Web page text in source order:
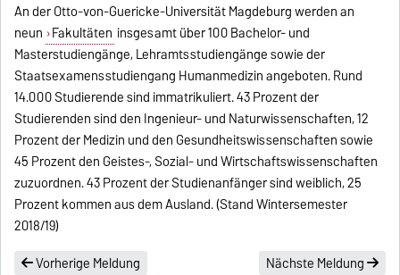
An der Otto-von-Guericke-Universität Magdeburg werden an
neun Fakultäten insgesamt über 100 Bachelor- und
Masterstudiengänge, Lehramtsstudiengänge sowie der
Staatsexamensstudiengang Humanmedizin angeboten. Rund
14.000 Studierende sind immatrikuliert. 43 Prozent der
Studierenden sind den Ingenieur- und Naturwissenschaften, 12
Prozent der Medizin und den Gesundheitswissenschaften sowie
45 Prozent den Geistes-, Sozial- und Wirtschaftswissenschaften
zuzuordnen. 43 Prozent der Studienanfänger sind weiblich, 25
Prozent kommen aus dem Ausland. (Stand Wintersemester
2018/19)
Vorherige Meldung
Nächste Meldung